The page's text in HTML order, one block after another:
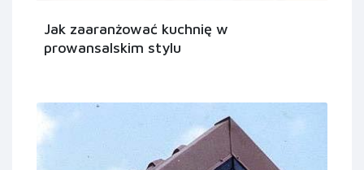
Jak zaaranżować kuchnię w
prowansalskim stylu